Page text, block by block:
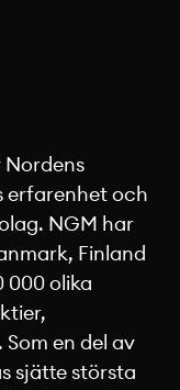
Nordens
erfarenhet och
NGM har
Finland
000 olika
en del av
sjätte största